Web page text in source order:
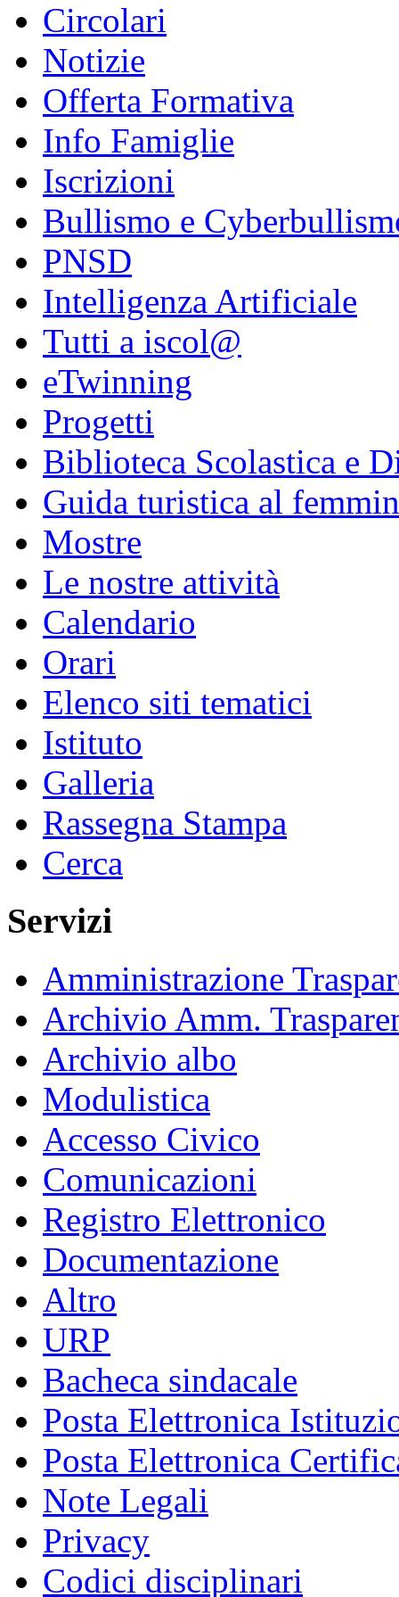
Circolari
Notizie
Offerta Formativa
Info Famiglie
Iscrizioni
Bullismo e
PNSD
Intelligenza Artificiale
Tutti a iscol@
eTwinning
Progetti
Biblioteca Scolastica e
Guida turistica al
Mostre
Le nostre attività
Calendario
Orari
Elenco siti tematici
Istituto
Galleria
Rassegna Stampa
Cerca
Servizi
Amministrazione
Archivio Amm.
Archivio albo
Modulistica
Accesso Civico
Comunicazioni
Registro Elettronico
Documentazione
Altro
URP
Bacheca sindacale
Posta Elettronica
Posta Elettronica
Note Legali
Privacy
Codici disciplinari